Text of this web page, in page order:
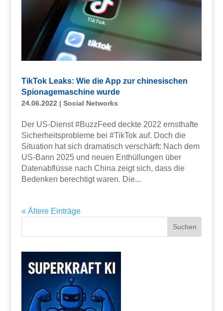
TikTok Leaks: Wie die App zur chinesischen
Spionagemaschine wurde
24.06.2022| Social Networks
Der US-Dienst #BuzzFeed deckte 2022 ernsthafte
Sicherheitsprobleme bei #TikTok auf. Doch die
Situation hat sich dramatisch verschärft: Nach dem
US-Bann 2025 und neuen Enthüllungen über
Datenabflüsse nach China zeigt sich, dass die
Bedenken berechtigt waren. Die...
« Ältere Einträge